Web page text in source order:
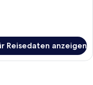
Reisedaten anzeigen